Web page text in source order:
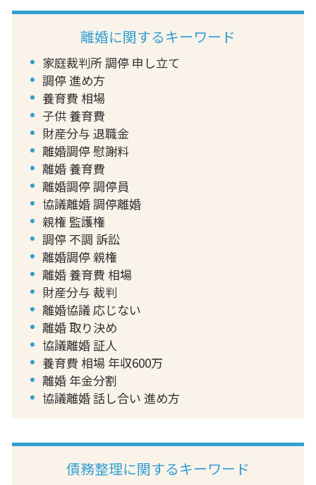
離婚に関するキーワード
家庭裁判所 調停 申し立て
調停 進め方
養育費 相場
子供 養育費
財産分与 退職金
離婚調停 慰謝料
離婚 養育費
離婚調停 調停員
協議離婚 調停離婚
親権 監護権
調停 不調 訴訟
離婚調停 親権
離婚 養育費 相場
財産分与 裁判
離婚協議 応じない
離婚 取り決め
協議離婚 証人
養育費 相場 年収600万
離婚 年金分割
協議離婚 話し合い 進め方
債務整理に関するキーワード